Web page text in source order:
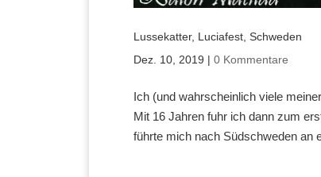
Lussekatter, Luciafest, Schweden
Dez. 10, 2019 | 0 Kommentare
Ich (und wahrscheinlich viele
Mit 16 Jahren fuhr ich dann zum
führte mich nach Südschweden an